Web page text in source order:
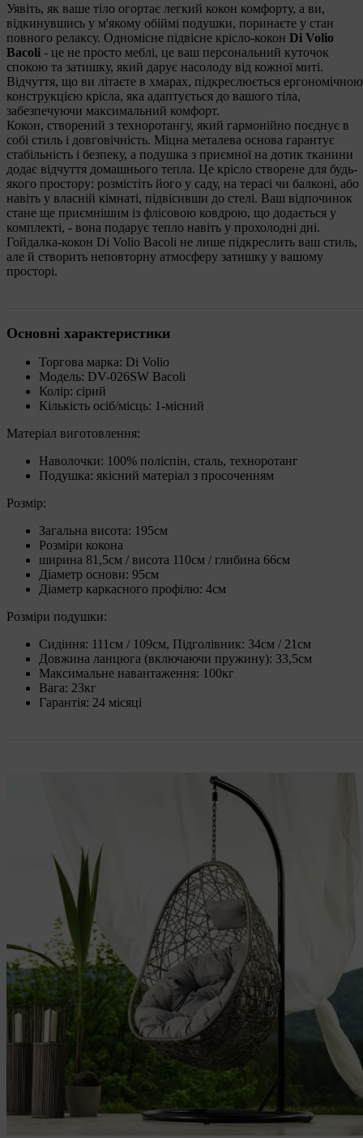
Уявіть, як ваше тіло огортає легкий кокон комфорту, а ви,
відкинувшись у м'якому обіймі подушки, поринаєте у стан
повного релаксу. Одномісне підвісне крісло-кокон Di Volio
Bacoli - це не просто меблі, це ваш персональний куточок
спокою та затишку, який дарує насолоду від кожної миті.
Відчуття, що ви літаєте в хмарах, підкреслюється ергономічною
конструкцією крісла, яка адаптується до вашого тіла,
забезпечуючи максимальний комфорт.
Кокон, створений з техноротангу, який гармонійно поєднує в
собі стиль і довговічність. Міцна металева основа гарантує
стабільність і безпеку, а подушка з приємної на дотик тканини
додає відчуття домашнього тепла. Це крісло створене для будь-
якого простору: розмістіть його у саду, на терасі чи балконі, або
навіть у власній кімнаті, підвісивши до стелі. Ваш відпочинок
стане ще приємнішим із флісовою ковдрою, що додається у
комплекті, - вона подарує тепло навіть у прохолодні дні.
Гойдалка-кокон Di Volio Bacoli не лише підкреслить ваш стиль,
але й створить неповторну атмосферу затишку у вашому
просторі.
Основні характеристики
Торгова марка: Di Volio
Модель: DV-026SW Bacoli
Колір: сірий
Кількість осіб/місць: 1-місний
Матеріал виготовлення:
Наволочки: 100% поліспін, сталь, техноротанг
Подушка: якісний матеріал з просоченням
Розмір:
Загальна висота: 195см
Розміри кокона
ширина 81,5см / висота 110см / глибина 66см
Діаметр основи: 95см
Діаметр каркасного профілю: 4см
Розміри подушки:
Сидіння: 111см / 109см, Підголівник: 34см / 21см
Довжина ланцюга (включаючи пружину): 33,5см
Максимальне навантаження: 100кг
Вага: 23кг
Гарантія: 24 місяці